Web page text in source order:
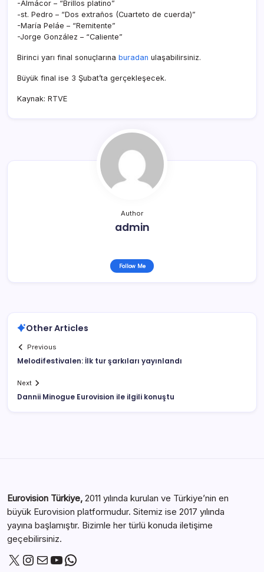
-Almácor – “Brillos platino”
-st. Pedro – “Dos extraños (Cuarteto de cuerda)”
-María Peláe – “Remitente”
-Jorge González – “Caliente”
Birinci yarı final sonuçlarına buradan ulaşabilirsiniz.
Büyük final ise 3 Şubat’ta gerçekleşecek.
Kaynak: RTVE
Author
admin
Follow Me
Other Articles
Previous
Melodifestivalen: İlk tur şarkıları yayınlandı
Next
Dannii Minogue Eurovision ile ilgili konuştu
Eurovision Türkiye, 2011 yılında kurulan ve Türkiye’nin en
büyük Eurovision platformudur. Sitemiz ise 2017 yılında
yayına başlamıştır. Bizimle her türlü konuda iletişime
geçebilirsiniz.